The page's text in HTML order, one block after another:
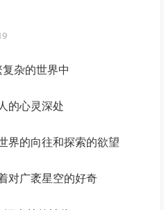
杂的世界中
的心灵深处
界的向往和探索的欲望
对广袤星空的好奇